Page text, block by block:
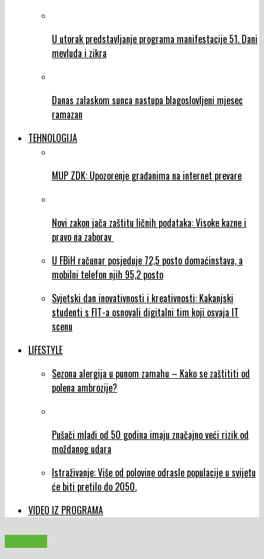
U utorak predstavljanje programa manifestacije 51. Dani
mevluda i zikra
Danas zalaskom sunca nastupa blagoslovljeni mjesec
ramazan
TEHNOLOGIJA
MUP ZDK: Upozorenje građanima na internet prevare
Novi zakon jača zaštitu ličnih podataka: Visoke kazne i
pravo na zaborav
U FBiH računar posjeduje 72,5 posto domaćinstava, a
mobilni telefon njih 95,2 posto
Svjetski dan inovativnosti i kreativnosti: Kakanjski
studenti s FIT-a osnovali digitalni tim koji osvaja IT
scenu
LIFESTYLE
Sezona alergija u punom zamahu – Kako se zaštititi od
polena ambrozije?
Pušači mlađi od 50 godina imaju značajno veći rizik od
moždanog udara
Istraživanje: Više od polovine odrasle populacije u svijetu
će biti pretilo do 2050.
VIDEO IZ PROGRAMA